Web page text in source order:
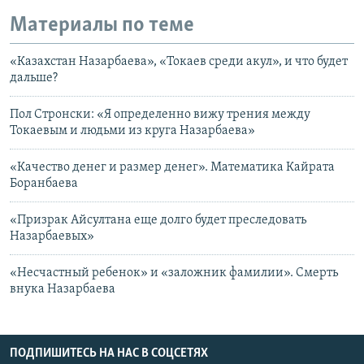
Материалы по теме
«Казахстан Назарбаева», «Токаев среди акул», и что будет
дальше?
Пол Стронски: «Я определенно вижу трения между
Токаевым и людьми из круга Назарбаева»
«Качество денег и размер денег». Математика Кайрата
Боранбаева
«Призрак Айсултана еще долго будет преследовать
Назарбаевых»
«Несчастный ребенок» и «заложник фамилии». Смерть
внука Назарбаева
ПОДПИШИТЕСЬ НА НАС В СОЦСЕТЯХ